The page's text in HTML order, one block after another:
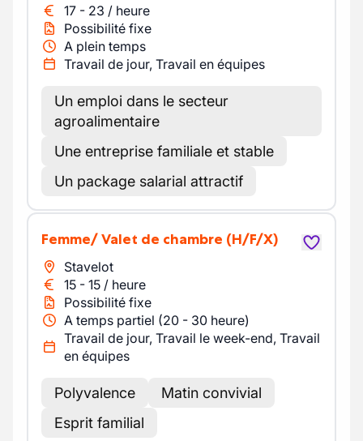
17 - 23 / heure
Possibilité fixe
A plein temps
Travail de jour, Travail en équipes
Un emploi dans le secteur
agroalimentaire
Une entreprise familiale et stable
Un package salarial attractif
Femme/ Valet de chambre (H/F/X)
Stavelot
15 - 15 / heure
Possibilité fixe
A temps partiel (20 - 30 heure)
Travail de jour, Travail le week-end, Travail
en équipes
Polyvalence
Matin convivial
Esprit familial